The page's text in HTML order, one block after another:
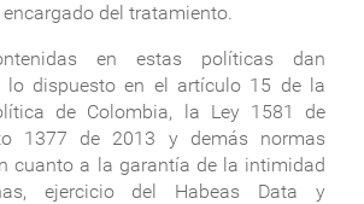
del tratamiento.
en estas políticas dan
lo dispuesto en el artículo 15 de la
de Colombia, la Ley 1581 de
1377 de 2013 y demás normas
cuanto a la garantía de la intimidad
ejercicio del Habeas Data y